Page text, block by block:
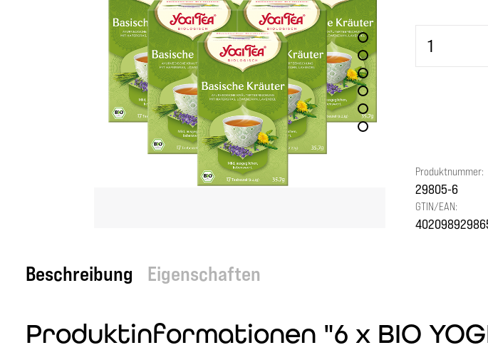
Produkt
Produktnummer:
29805-6
GTIN/EAN:
Beschreibung Eigenschaften
Produktinformationen "6 x BIO